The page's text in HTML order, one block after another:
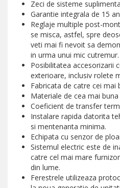
Zeci de sisteme
Garantie integrala de 15
Reglaje multiple post-
se misca, astfel, spre
veti mai fi nevoit sa
in urma unui mic cutremur.
Posibilitatea accesorizarii
exterioare, inclusiv rolete
Fabricata de catre cei
Materiale de cea mai
Coeficient de transfer
Instalare rapida datorita
si mentenanta minima.
Echipata cu senzor de
Sistemul electric este de
catre cel mai mare
din lume.
Ferestrele utilizeaza